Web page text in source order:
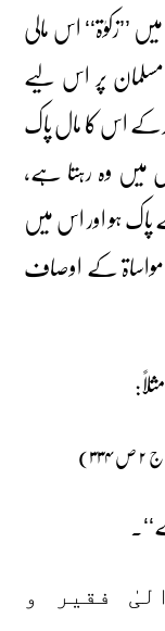
اس مالی
پر اس لیے
اس کا مال پاک
میں وہ رہتا ہے،
ہو اور اس میں
مواساۃ کے اوصاف
فقیر و